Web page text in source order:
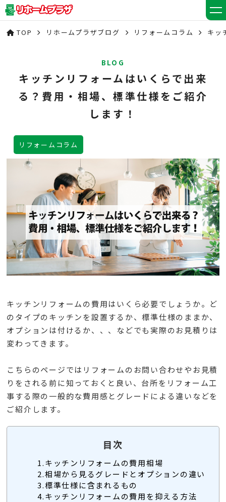
TOP リホームプラザブログ リフォームコラム キッ
BLOG
キッチンリフォームはいくらで出来
る？費用・相場、標準仕様をご紹介
します！
リフォームコラム
キッチンリフォームの費用はいくら必要でしょうか。ど
のタイプのキッチンを設置するか、標準仕様のままか、
オプションは付けるか、、、などでも実際のお見積りは
変わってきます。
こちらのページではリフォームのお問い合わせやお見積
りをされる前に知っておくと良い、台所をリフォーム工
事する際の一般的な費用感とグレードによる違いなどを
ご紹介します。
目次
1.キッチンリフォームの費用相場
2.相場から見るグレードとオプションの違い
3.標準仕様に含まれるもの
4.キッチンリフォームの費用を抑える方法